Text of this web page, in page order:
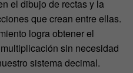
el dibujo de rectas y la
que crean entre ellas.
logra obtener el
sin necesidad
sistema decimal.